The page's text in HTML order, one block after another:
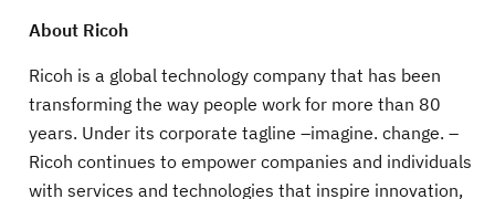
About Ricoh
Ricoh is a global technology company that has been
transforming the way people work for more than 80
years. Under its corporate tagline –imagine. change. –
Ricoh continues to empower companies and individuals
with services and technologies that inspire innovation,